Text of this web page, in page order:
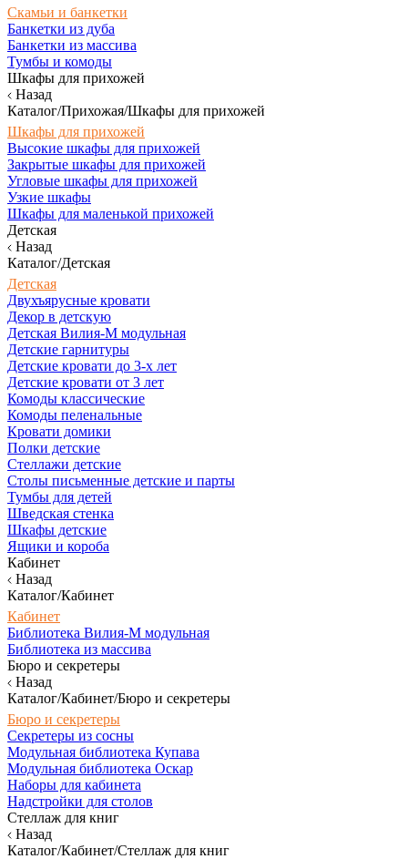
Скамьи и банкетки
Банкетки из дуба
Банкетки из массива
Тумбы и комоды
Шкафы для прихожей
Назад
Каталог/Прихожая/Шкафы для прихожей
Шкафы для прихожей
Высокие шкафы для прихожей
Закрытые шкафы для прихожей
Угловые шкафы для прихожей
Узкие шкафы
Шкафы для маленькой прихожей
Детская
Назад
Каталог/Детская
Детская
Двухъярусные кровати
Декор в детскую
Детская Вилия-М модульная
Детские гарнитуры
Детские кровати до 3-х лет
Детские кровати от 3 лет
Комоды классические
Комоды пеленальные
Кровати домики
Полки детские
Стеллажи детские
Столы письменные детские и парты
Тумбы для детей
Шведская стенка
Шкафы детские
Ящики и короба
Кабинет
Назад
Каталог/Кабинет
Кабинет
Библиотека Вилия-М модульная
Библиотека из массива
Бюро и секретеры
Назад
Каталог/Кабинет/Бюро и секретеры
Бюро и секретеры
Секретеры из сосны
Модульная библиотека Купава
Модульная библиотека Оскар
Наборы для кабинета
Надстройки для столов
Стеллаж для книг
Назад
Каталог/Кабинет/Стеллаж для книг